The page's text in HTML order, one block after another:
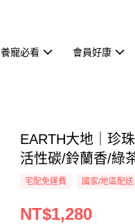
養寵必看 會員好康
EARTH大地｜珍
活性碳/鈴蘭香/綠
宅配免運費 國家/地區配送
NT$1,280